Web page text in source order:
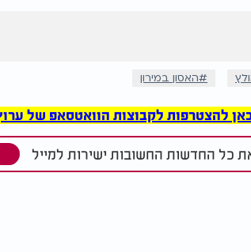
האסון במירון
לקבוצות הוואטסאפ של ערוץ 2000
כל החדשות החשובות ישירות למייל